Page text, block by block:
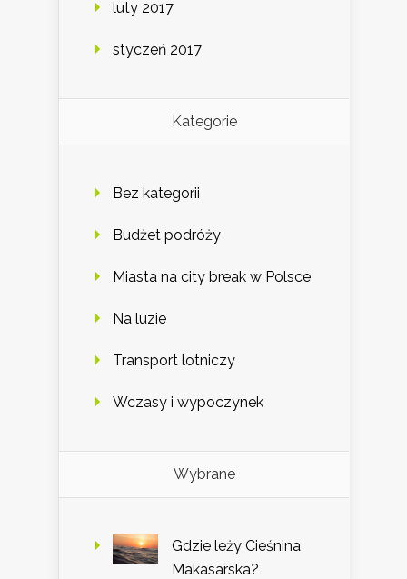
luty 2017
styczeń 2017
Kategorie
Bez kategorii
Budżet podróży
Miasta na city break w Polsce
Na luzie
Transport lotniczy
Wczasy i wypoczynek
Wybrane
Gdzie leży Cieśnina
Makasarska?